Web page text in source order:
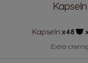
Kapseln
Kapseln:x48
Extra